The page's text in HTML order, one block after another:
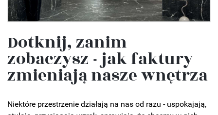
Dotknij, zanim
zobaczysz - jak faktury
zmieniają nasze wnętrza
Niektóre przestrzenie działają na nas od razu - uspokajają,